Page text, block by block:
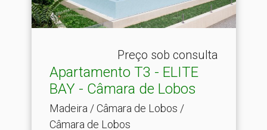
Preço sob consulta
Apartamento T3 - ELITE
BAY - Câmara de Lobos
Madeira / Câmara de Lobos /
Câmara de Lobos